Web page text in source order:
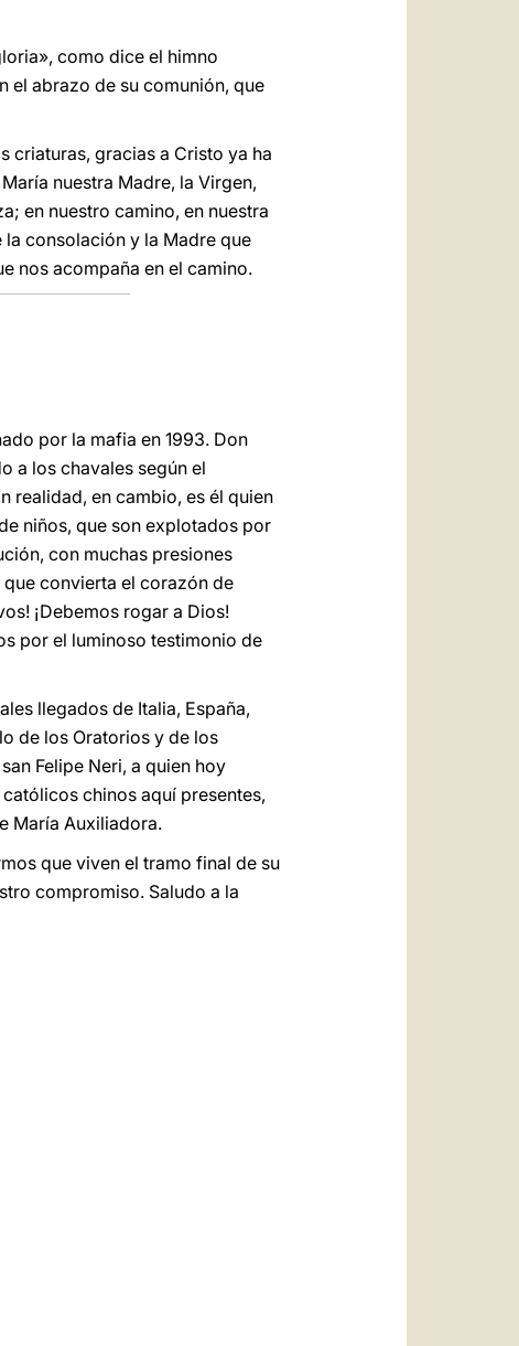
como dice el himno
el abrazo de su comunión, que
criaturas, gracias a Cristo ya ha
nuestra Madre, la Virgen,
en nuestro camino, en nuestra
la consolación y la Madre que
nos acompaña en el camino.
por la mafia en 1993. Don
a los chavales según el
realidad, en cambio, es él quien
niños, que son explotados por
con muchas presiones
que convierta el corazón de
¡Debemos rogar a Dios!
por el luminoso testimonio de
llegados de Italia, España,
de los Oratorios y de los
Felipe Neri, a quien hoy
chinos aquí presentes,
María Auxiliadora.
que viven el tramo final de su
compromiso. Saludo a la